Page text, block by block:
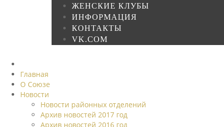
ЖЕНСКИЕ КЛУБЫ
ИНФОРМАЦИЯ
КОНТАКТЫ
VK.COM
Главная
О Союзе
Новости
Новости районных отделений
Архив новостей 2017 год
Архив новостей 2016 год